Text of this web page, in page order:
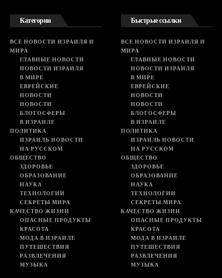
Категории
ВСЕ НОВОСТИ ИЗРАИЛЯ И
МИРА
ГЛАВНЫЕ НОВОСТИ
НОВОСТИ ИЗРАИЛЯ
В МИРЕ
ЕВРЕЙСКИЕ
НОВОСТИ
НОВОСТИ
БЛОГОСФЕРЫ
В ИЗРАИЛЕ
ПОЛИТИКА
ИЗРАИЛЬ НОВОСТИ
НА РУССКОМ
ОБЩЕСТВО
ЗДОРОВЬЕ
ОБРАЗОВАНИЕ
НАУКА
ТЕХНОЛОГИИ
СЕКРЕТЫ МИРА
КАЧЕСТВО ЖИЗНИ
ОПАСНЫЕ ПРОДУКТЫ
КРАСОТА
МОДА В ИЗРАИЛЕ
ПУТЕШЕСТВИЯ
РАЗВЛЕЧЕНИЯ
МУЗЫКА
Быстрые ссылки
ВСЕ НОВОСТИ ИЗРАИЛЯ И
МИРА
ГЛАВНЫЕ НОВОСТИ
НОВОСТИ ИЗРАИЛЯ
В МИРЕ
ЕВРЕЙСКИЕ
НОВОСТИ
НОВОСТИ
БЛОГОСФЕРЫ
В ИЗРАИЛЕ
ПОЛИТИКА
ИЗРАИЛЬ НОВОСТИ
НА РУССКОМ
ОБЩЕСТВО
ЗДОРОВЬЕ
ОБРАЗОВАНИЕ
НАУКА
ТЕХНОЛОГИИ
СЕКРЕТЫ МИРА
КАЧЕСТВО ЖИЗНИ
ОПАСНЫЕ ПРОДУКТЫ
КРАСОТА
МОДА В ИЗРАИЛЕ
ПУТЕШЕСТВИЯ
РАЗВЛЕЧЕНИЯ
МУЗЫКА